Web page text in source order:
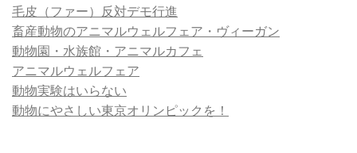
毛皮（ファー）反対デモ行進
畜産動物のアニマルウェルフェア・ヴィーガン
動物園・水族館・アニマルカフェ
アニマルウェルフェア
動物実験はいらない
動物にやさしい東京オリンピックを！